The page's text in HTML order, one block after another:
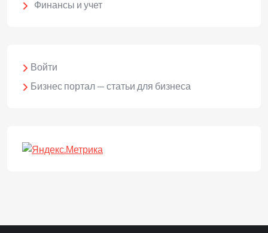
Финансы и учет
Войти
Бизнес портал — статьи для бизнеса